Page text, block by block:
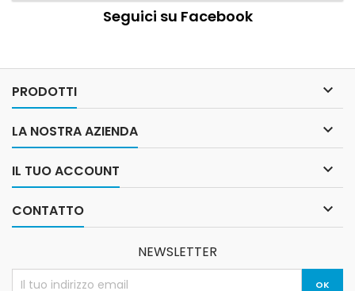
Seguici su Facebook
PRODOTTI 
LA NOSTRA AZIENDA 
IL TUO ACCOUNT 
CONTATTO 
NEWSLETTER